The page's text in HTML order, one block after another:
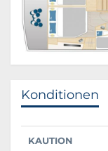
Konditionen
KAUTION